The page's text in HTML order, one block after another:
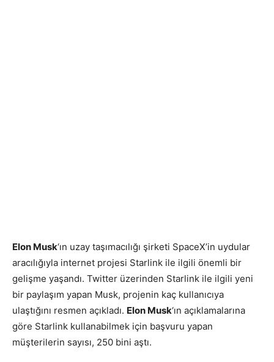
Elon Musk‘ın uzay taşımacılığı şirketi SpaceX’in uydular
aracılığıyla internet projesi Starlink ile ilgili önemli bir
gelişme yaşandı. Twitter üzerinden Starlink ile ilgili yeni
bir paylaşım yapan Musk, projenin kaç kullanıcıya
ulaştığını resmen açıkladı. Elon Musk‘ın açıklamalarına
göre Starlink kullanabilmek için başvuru yapan
müşterilerin sayısı, 250 bini aştı.